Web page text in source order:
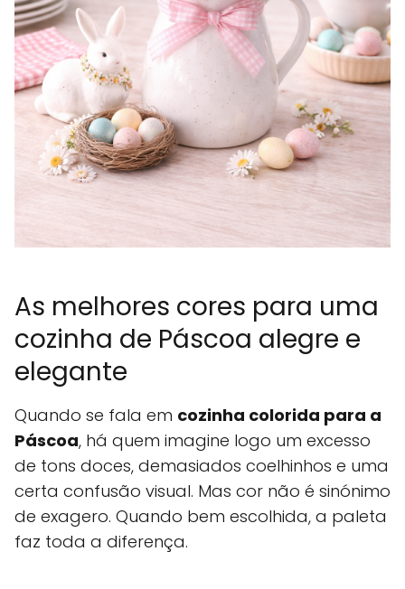
As melhores cores para uma
cozinha de Páscoa alegre e
elegante
Quando se fala em cozinha colorida para a
Páscoa, há quem imagine logo um excesso
de tons doces, demasiados coelhinhos e uma
certa confusão visual. Mas cor não é sinónimo
de exagero. Quando bem escolhida, a paleta
faz toda a diferença.